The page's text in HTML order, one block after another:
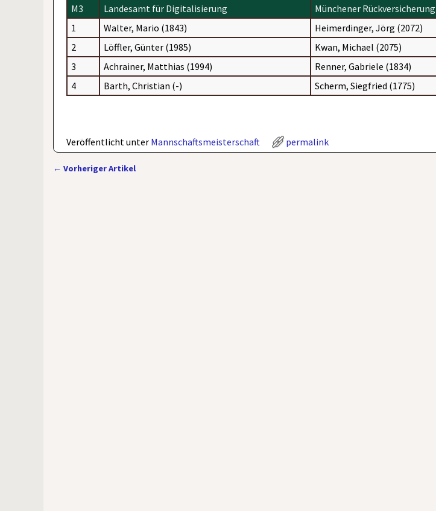
M3 Landesamt für Digitalisierung Münchener Rückversicherung
1
Walter, Mario (1843) Heimerdinger, Jörg (2072)
2
Löffler, Günter (1985) Kwan, Michael (2075)
3
Achrainer, Matthias (1994) Renner, Gabriele (1834)
4
Barth, Christian (-) Scherm, Siegfried (1775)
Veröffentlicht unter Mannschaftsmeisterschaft permalink
← Vorheriger Artikel